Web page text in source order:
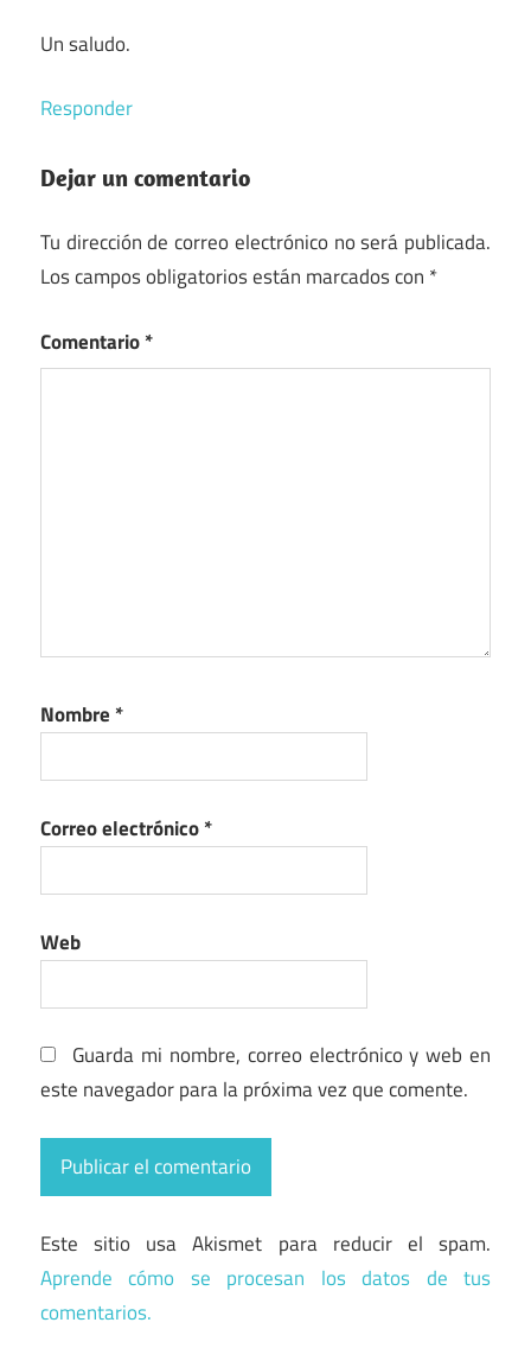
Un saludo.
Responder
Dejar un comentario
Tu dirección de correo electrónico no será publicada.
Los campos obligatorios están marcados con *
Comentario*
Nombre *
Correo electrónico*
Web
Guarda mi nombre, correo electrónico y web en
este navegador para la próxima vez que comente.
Este sitio usa Akismet para reducir el spam.
Aprende cómo se procesan los datos de tus
comentarios.